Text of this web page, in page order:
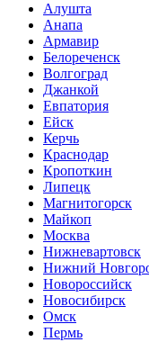
Алушта
Анапа
Армавир
Белореченск
Волгоград
Джанкой
Евпатория
Ейск
Керчь
Краснодар
Кропоткин
Липецк
Магнитогорск
Майкоп
Москва
Нижневартовск
Нижний
Новороссийск
Новосибирск
Омск
Пермь